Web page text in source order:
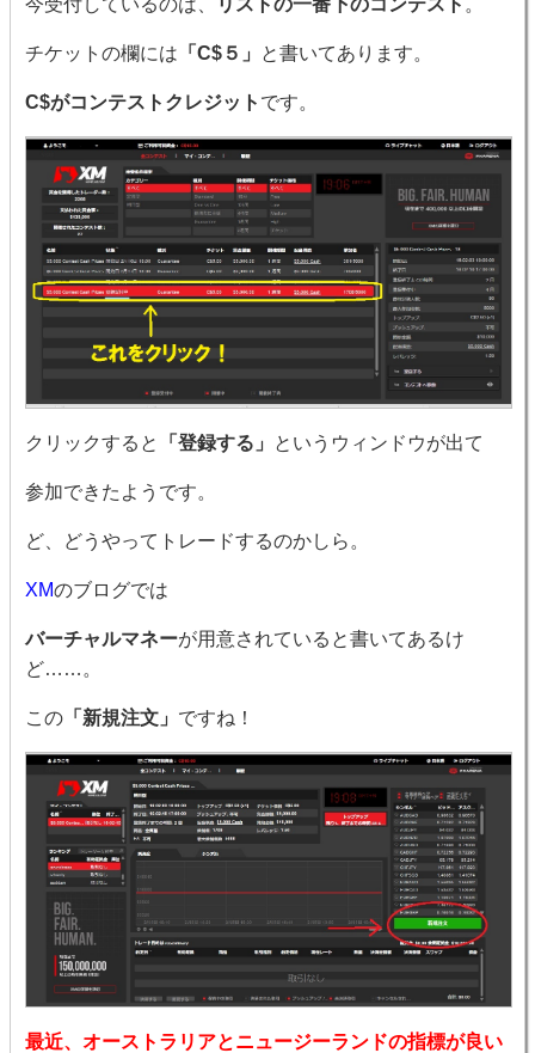
今受付しているのは、 リストの一番下のコンテスト 。
チケットの欄には 「C$５」 と書いてあります。
C$がコンテストクレジット です。
クリックすると 「登録する」 というウィンドウが出て
参加できたようです。
ど、どうやってトレードするのかしら。
XMのブログでは
バーチャルマネーが用意されていると書いてあるけ
ど……。
この 「新規注文」 ですね！
最近、オーストラリアとニュージーランドの指標が良い